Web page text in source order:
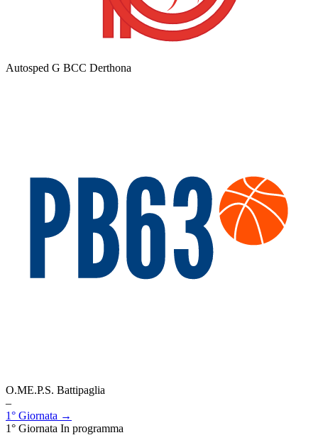
Autosped G BCC Derthona
O.ME.P.S. Battipaglia
–
1° Giornata →
1° Giornata In programma